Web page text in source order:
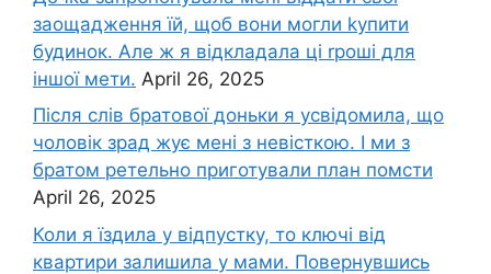
заощадження їй, щоб вони могли kупити
будинок. Але ж я відкладала ці rроші для
іншої мети. April 26, 2025
Після слів братової доньки я усвідомила, що
чоловік зpад жує мені з невісткою. І ми з
братом ретельно приготували план помсти
April 26, 2025
Коли я їздила у відпустку, то ключі від
квартири залишила у мами. Повернувшись